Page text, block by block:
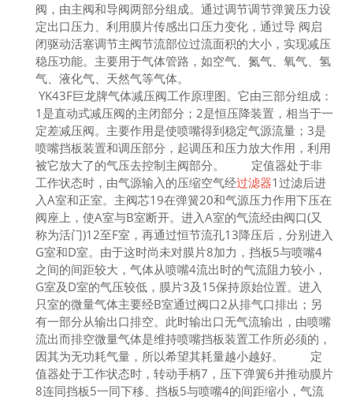
阀，由主阀和导阀两部分组成。通过调节调节弹簧压力设
定出口压力、利用膜片传感出口压力变化，通过导 阀启
闭驱动活塞调节主阀节流部位过流面积的大小，实现减压
稳压功能。主要用于气体管路，如空气、氮气、氧气、氢
气、液化气、天然气等气体。
YK43F巨龙牌气体减压阀工作原理图。它由三部分组成：
1是直动式减压阀的主闭部分；2是恒压降装置，相当于一
定差减压阀。主要作用是使喷嘴得到稳定气源流量；3是
喷嘴挡板装置和调压部分，起调压和压力放大作用，利用
被它放大了的气压去控制主阀部分。 定值器处于非
工作状态时，由气源输入的压缩空气经过滤器1过滤后进
入A室和正室。主阀芯19在弹簧20和气源压力作用下压在
阀座上，使A室与B室断开。进入A室的气流经由阀口(又
称为活门)12至F室，再通过恒节流孔13降压后，分别进入
G室和D室。由于这时尚未对膜片8加力，挡板5与喷嘴4
之间的间距较大，气体从喷嘴4流出时的气流阻力较小，
G室及D室的气压较低，膜片3及15保持原始位置。进入
只室的微量气体主要经B室通过阀口2从排气口排出；另
有一部分从输出口排空。此时输出口无气流输出，由喷嘴
流出而排空微量气体是维持喷嘴挡板装置工作所必须的，
因其为无功耗气量，所以希望其耗量越小越好。 定
值器处于工作状态时，转动手柄7，压下弹簧6并推动膜片
8连同挡板5一同下移、挡板5与喷嘴4的间距缩小，气流